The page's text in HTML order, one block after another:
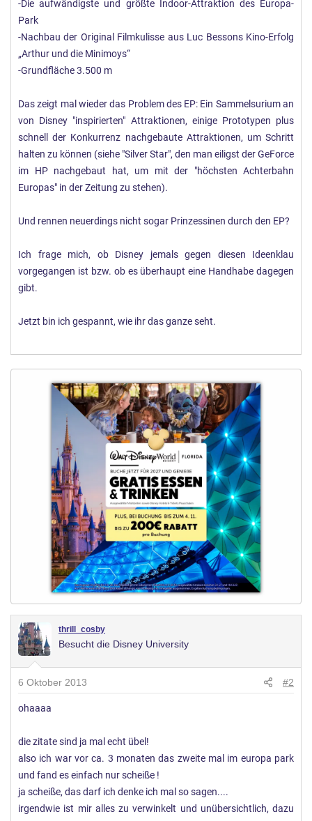
-Die aufwändigste und größte Indoor-Attraktion des Europa-
Park
-Nachbau der Original Filmkulisse aus Luc Bessons Kino-Erfolg
„Arthur und die Minimoys“
-Grundfläche 3.500 m
Das zeigt mal wieder das Problem des EP: Ein Sammelsurium an
von Disney "inspirierten" Attraktionen, einige Prototypen plus
schnell der Konkurrenz nachgebaute Attraktionen, um Schritt
halten zu können (siehe "Silver Star", den man eiligst der GeForce
im HP nachgebaut hat, um mit der "höchsten Achterbahn
Europas" in der Zeitung zu stehen).
Und rennen neuerdings nicht sogar Prinzessinen durch den EP?
Ich frage mich, ob Disney jemals gegen diesen Ideenklau
vorgegangen ist bzw. ob es überhaupt eine Handhabe dagegen
gibt.
Jetzt bin ich gespannt, wie ihr das ganze seht.
thrill_cosby
Besucht die Disney University
6 Oktober 2013 #2
ohaaaa
die zitate sind ja mal echt übel!
also ich war vor ca. 3 monaten das zweite mal im europa park
und fand es einfach nur scheiße !
ja scheiße, das darf ich denke ich mal so sagen....
irgendwie ist mir alles zu verwinkelt und unübersichtlich, dazu